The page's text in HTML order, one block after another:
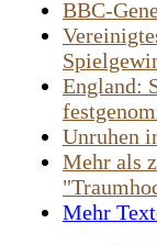
BBC-
England:
Unruhen
Mehr als
Mehr